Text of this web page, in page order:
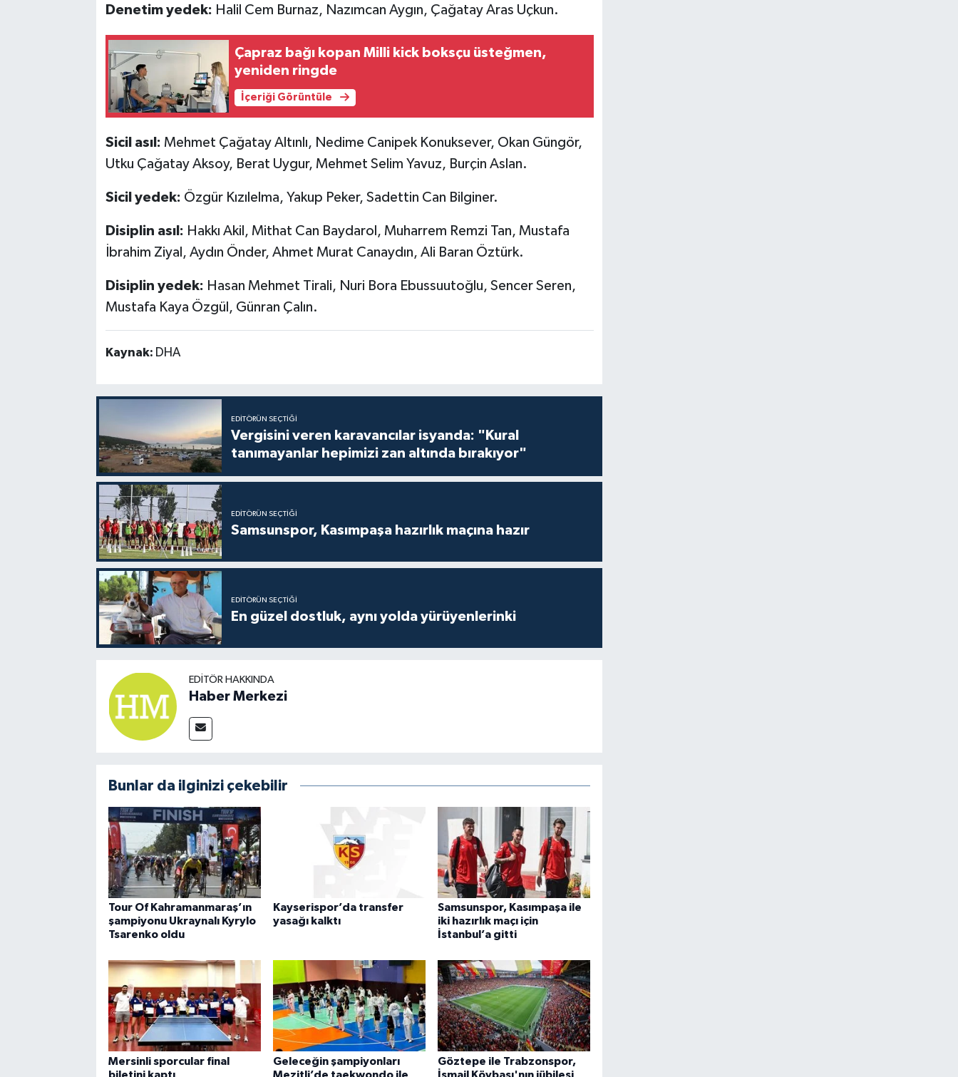
Denetim yedek: Halil Cem Burnaz, Nazımcan Aygın, Çağatay Aras Uçkun.
Çapraz bağı kopan Milli kick boksçu üsteğmen,
yeniden ringde
İçeriği Görüntüle
Sicil asıl: Mehmet Çağatay Altınlı, Nedime Canipek Konuksever, Okan Güngör,
Utku Çağatay Aksoy, Berat Uygur, Mehmet Selim Yavuz, Burçin Aslan.
Sicil yedek: Özgür Kızılelma, Yakup Peker, Sadettin Can Bilginer.
Disiplin asıl: Hakkı Akil, Mithat Can Baydarol, Muharrem Remzi Tan, Mustafa
İbrahim Ziyal, Aydın Önder, Ahmet Murat Canaydın, Ali Baran Öztürk.
Disiplin yedek: Hasan Mehmet Tirali, Nuri Bora Ebussuutoğlu, Sencer Seren,
Mustafa Kaya Özgül, Günran Çalın.
Kaynak: DHA
EDITÖRÜN SEÇTIĞI
Vergisini veren karavancılar isyanda: "Kural
tanımayanlar hepimizi zan altında bırakıyor"
EDITÖRÜN SEÇTIĞI
Samsunspor, Kasımpaşa hazırlık maçına hazır
EDITÖRÜN SEÇTIĞI
En güzel dostluk, aynı yolda yürüyenlerinki
EDITÖR HAKKINDA
Haber Merkezi
Bunlar da ilginizi çekebilir
Tour Of Kahramanmaraş’ın
şampiyonu Ukraynalı Kyrylo
Tsarenko oldu
Kayserispor’da transfer
yasağı kalktı
Samsunspor, Kasımpaşa ile
iki hazırlık maçı için
İstanbul’a gitti
Mersinli sporcular final
biletini kaptı
Geleceğin şampiyonları
Mezitli’de taekwondo ile
Göztepe ile Trabzonspor,
İsmail Köybaşı'nın jübilesi